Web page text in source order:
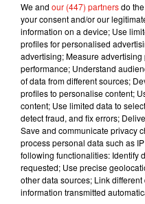
7 août 2026
Julien
dans
7 août 2026
Tayc et
We and our (447) partnersdo
your consent and/or our
information on a device; Use
profiles for personalised
advertising; Measure
performance; Understand
of data from different sources;
profiles to personalise content;
content; Use limited data to
detect fraud, and fix errors;
Save and communicate privacy
process personal data such as
following functionalities: Identify
requested; Use precise
other data sources; Link
information transmitted